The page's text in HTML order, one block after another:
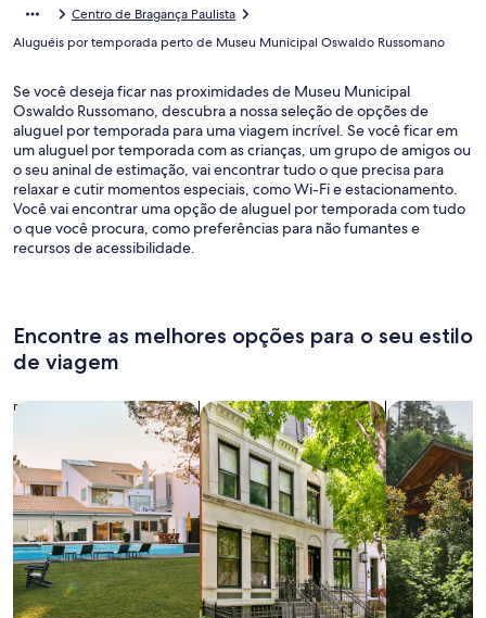
Centro de Bragança Paulista
Aluguéis por temporada perto de Museu Municipal Oswaldo Russomano
Se você deseja ficar nas proximidades de Museu Municipal
Oswaldo Russomano, descubra a nossa seleção de opções de
aluguel por temporada para uma viagem incrível. Se você ficar em
um aluguel por temporada com as crianças, um grupo de amigos ou
o seu aninal de estimação, vai encontrar tudo o que precisa para
relaxar e cutir momentos especiais, como Wi-Fi e estacionamento.
Você vai encontrar uma opção de aluguel por temporada com tudo
o que você procura, como preferências para não fumantes e
recursos de acessibilidade.
Encontre as melhores opções para o seu estilo
de viagem
Busque casas Busque apartamentos buscar